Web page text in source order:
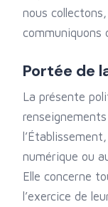
nous
communiquons
Portée de
La présente
numérique ou
Elle concerne
l’exercice de